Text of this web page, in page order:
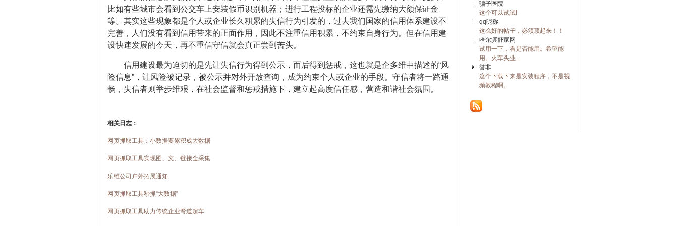
比如有些城市会看到公交车上安装假币识别机器；进行工程投标的企业还需先缴纳大额保证金
等。其实这些现象都是个人或企业长久积累的失信行为引发的，过去我们国家的信用体系建设不
完善，人们没有看到信用带来的正面作用，因此不注重信用积累，不约束自身行为。但在信用建
设快速发展的今天，再不重信守信就会真正尝到苦头。
信用建设最为迫切的是先让失信行为得到公示，而后得到惩戒，这也就是企多维中描述的“风
险信息”，让风险被记录，被公示并对外开放查询，成为约束个人或企业的手段。守信者将一路通
畅，失信者则举步维艰，在社会监督和惩戒措施下，建立起高度信任感，营造和谐社会氛围。
相关日志：
网页抓取工具：小数据要累积成大数据
网页抓取工具实现图、文、链接全采集
乐维公司户外拓展通知
网页抓取工具秒抓“大数据”
网页抓取工具助力传统企业弯道超车
骗子医院
这个可以试试!
qq昵称
这么好的帖子，必须顶起来！！
哈尔滨舒家网
试用一下，看是否能用。希望能
用。火车头业...
誉非
这个下载下来是安装程序，不是视
频教程啊。